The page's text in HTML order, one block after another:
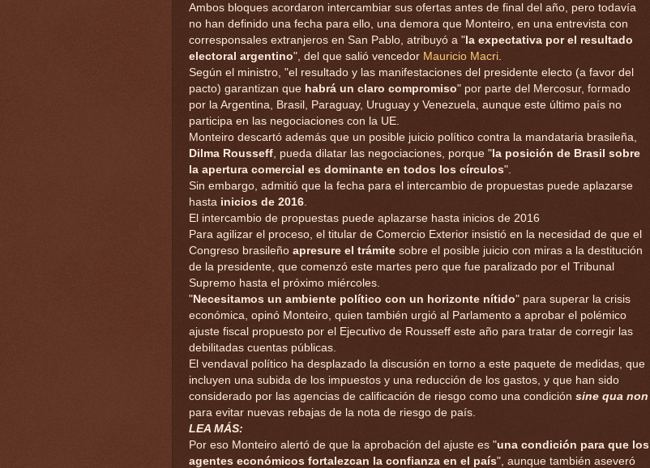
Ambos bloques acordaron intercambiar sus ofertas antes de final del año, pero todavía
no han definido una fecha para ello, una demora que Monteiro, en una entrevista con
corresponsales extranjeros en San Pablo, atribuyó a " la expectativa por el resultado
electoral argentino", del que salió vencedor Mauricio Macri
Según el ministro, "el resultado y las manifestaciones del presidente electo (a favor del
pacto) garantizan que habrá un claro compromiso" por parte del Mercosur, formado
por la Argentina, Brasil, Paraguay, Uruguay y Venezuela, aunque este último país no
participa en las negociaciones con la UE.
Monteiro descartó además que un posible juicio político contra la mandataria brasileña,
Dilma Rousseff , pueda dilatar las negociaciones, porque " la posición de Brasil sobre
la apertura comercial es dominante en todos los círculos".
Sin embargo, admitió que la fecha para el intercambio de propuestas puede aplazarse
hasta inicios de 2016
El intercambio de propuestas puede aplazarse hasta inicios de 2016
Para agilizar el proceso, el titular de Comercio Exterior insistió en la necesidad de que el
Congreso brasileño apresure el trámite sobre el posible juicio con miras a la destitución
de la presidente, que comenzó este martes pero que fue paralizado por el Tribunal
Supremo hasta el próximo miércoles.
"Necesitamos un ambiente político con un horizonte nítido" para superar la crisis
económica, opinó Monteiro, quien también urgió al Parlamento a aprobar el polémico
ajuste fiscal propuesto por el Ejecutivo de Rousseff este año para tratar de corregir las
debilitadas cuentas públicas.
El vendaval político ha desplazado la discusión en torno a este paquete de medidas, que
incluyen una subida de los impuestos y una reducción de los gastos, y que han sido
considerado por las agencias de calificación de riesgo como una condición sine qua non
para evitar nuevas rebajas de la nota de riesgo de país.
LEA MÁS:
Por eso Monteiro alertó de que la aprobación del ajuste es "una condición para que los
agentes económicos fortalezcan la confianza en el país", aunque también aseveró